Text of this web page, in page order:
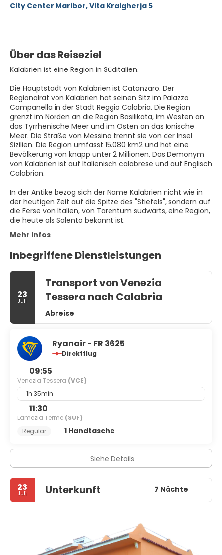
City Center Maribor, Vita Kraigherja 5
Über das Reiseziel
Kalabrien ist eine Region in Süditalien.
Die Hauptstadt von Kalabrien ist Catanzaro. Der
Regionalrat von Kalabrien hat seinen Sitz im Palazzo
Campanella in der Stadt Reggio Calabria. Die Region
grenzt im Norden an die Region Basilikata, im Westen an
das Tyrrhenische Meer und im Osten an das Ionische
Meer. Die Straße von Messina trennt sie von der Insel
Sizilien. Die Region umfasst 15.080 km2 und hat eine
Bevölkerung von knapp unter 2 Millionen. Das Demonym
von Kalabrien ist auf Italienisch calabrese und auf Englisch
Calabrian.
In der Antike bezog sich der Name Kalabrien nicht wie in
der heutigen Zeit auf die Spitze des "Stiefels", sondern auf
die Ferse von Italien, von Tarentum südwärts, eine Region,
die heute als Salento bekannt ist.
Mehr Infos
Inbegriffene Dienstleistungen
23
Juli
Transport von Venezia
Tessera nach Calabria
Abreise
Ryanair - FR 3625
Direktflug
09:55
Venezia Tessera (VCE)
1h 35min
11:30
Lamezia Terme (SUF)
Regular
1 Handtasche
Siehe Details
23
Juli Unterkunft 7 Nächte